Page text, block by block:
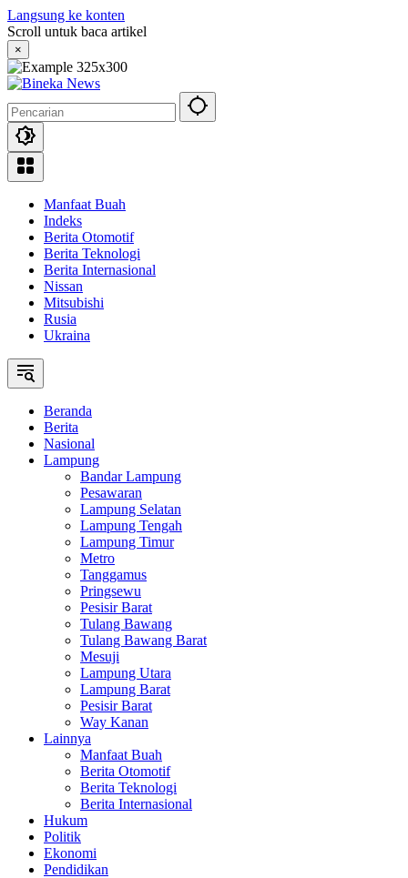
Langsung ke konten
Scroll untuk baca artikel
×
Manfaat Buah
Indeks
Berita Otomotif
Berita Teknologi
Berita Internasional
Nissan
Mitsubishi
Rusia
Ukraina
Beranda
Berita
Nasional
Lampung
Bandar Lampung
Pesawaran
Lampung Selatan
Lampung Tengah
Lampung Timur
Metro
Tanggamus
Pringsewu
Pesisir Barat
Tulang Bawang
Tulang Bawang Barat
Mesuji
Lampung Utara
Lampung Barat
Pesisir Barat
Way Kanan
Lainnya
Manfaat Buah
Berita Otomotif
Berita Teknologi
Berita Internasional
Hukum
Politik
Ekonomi
Pendidikan